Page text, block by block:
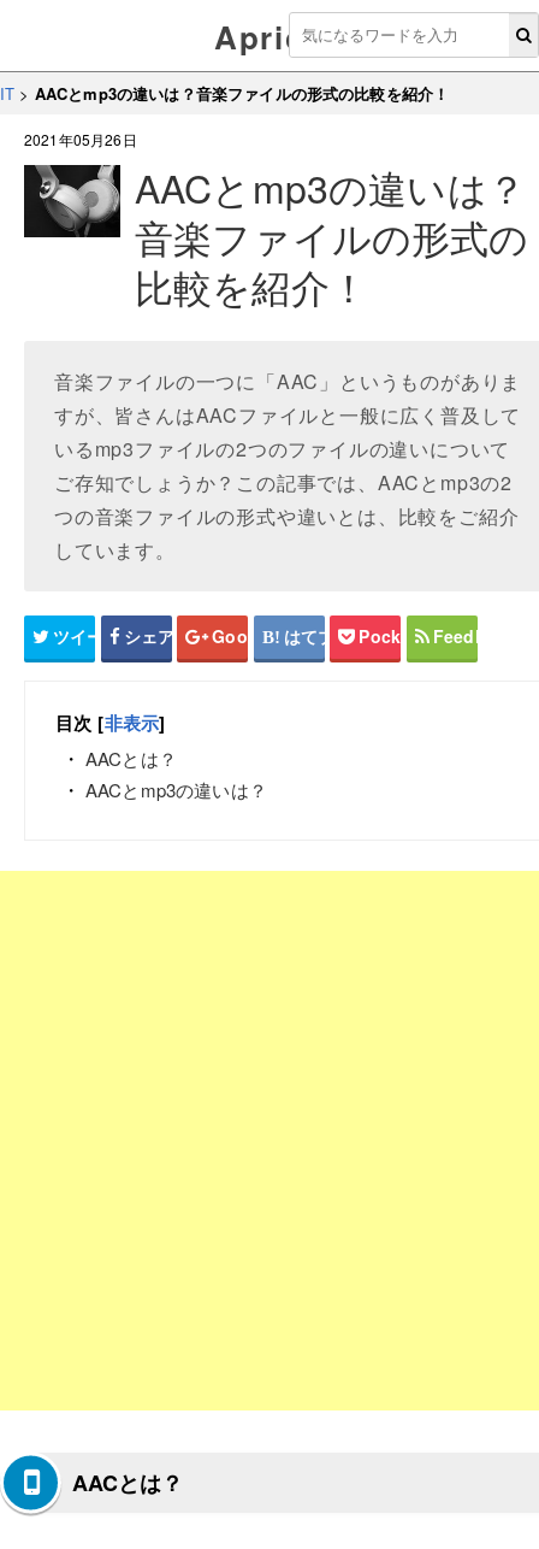
Aprico
IT > AACとmp3の違いは？音楽ファイルの形式の比較を紹介！
2021年05月26日
AACとmp3の違いは？
音楽ファイルの形式の
比較を紹介！
音楽ファイルの一つに「AAC」というものがありま
すが、皆さんはAACファイルと一般に広く普及して
いるmp3ファイルの2つのファイルの違いについて
ご存知でしょうか？この記事では、AACとmp3の2
つの音楽ファイルの形式や違いとは、比較をご紹介
しています。
ツイート シェア Google+ はてブ Pocket Feedly
目次 [非表示]
AACとは？
AACとmp3の違いは？
AACとは？